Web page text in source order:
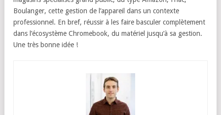
Boulanger, cette gestion de l’appareil dans un contexte
professionnel. En bref, réussir à les faire basculer complètement
dans l’écosystème Chromebook, du matériel jusqu’à sa gestion.
Une très bonne idée !